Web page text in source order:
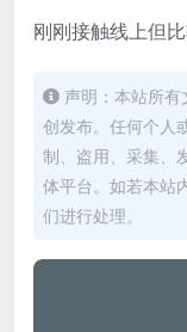
刚刚接触线上但
声明：本站所
创发布。任何个人
制、盗用、采集、
体平台。如若本站
们进行处理。